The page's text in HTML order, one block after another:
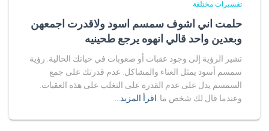
تفسيرات مختلفة
حلمت اني اشوف سمسم اسود ولاقدرت اجمعهن
وبعدين واحد قالي انهوه يرجع طحينيه
تشير الرؤية إلى وجود عقبات أو صعوبات في حياتك الحالية. رؤية
سمسم أسود يمثل العناء والمشاكل. عدم قدرتك على جمع
السمسم يدل على عدم القدرة على التغلب على هذه العقبات.
وعندما قال لك شخص ما اقرأ المزيد…